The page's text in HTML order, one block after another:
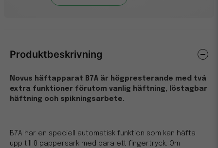
Produktbeskrivning
Novus häftapparat B7A är högpresterande med två
extra funktioner förutom vanlig häftning, löstagbar
häftning och spikningsarbete.
B7A har en speciell automatisk funktion som kan häfta
upp till 8 pappersark med bara ett fingertryck. Om